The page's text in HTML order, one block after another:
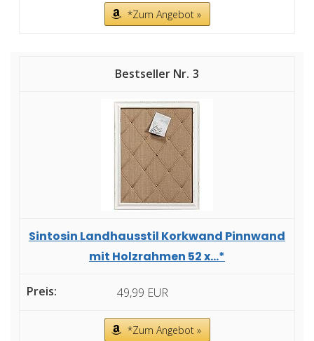
*Zum Angebot »
3
Sintosin Landhausstil Korkwand Pinnwand
mit Holzrahmen 52 x...*
49,99 EUR
*Zum Angebot »